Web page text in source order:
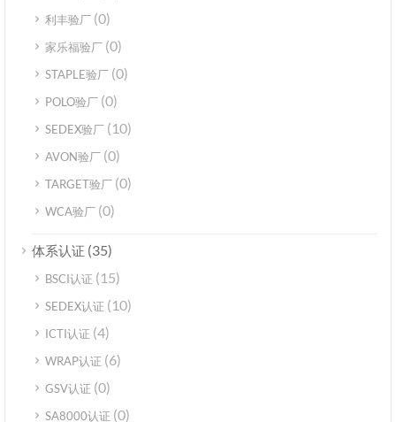
利丰验厂 (0)
家乐福验厂 (0)
STAPLE验厂 (0)
POLO验厂 (0)
SEDEX验厂 (10)
AVON验厂 (0)
TARGET验厂 (0)
WCA验厂 (0)
体系认证 (35)
BSCI认证 (15)
SEDEX认证 (10)
ICTI认证 (4)
WRAP认证 (6)
GSV认证 (0)
SA8000认证 (0)